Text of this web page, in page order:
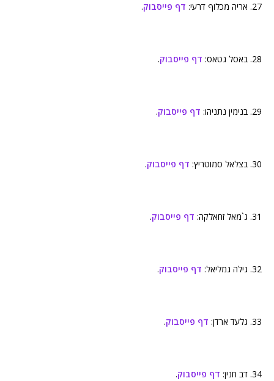
27. אריה מכלוף דרעי: דף פייסבוק.
28. באסל גטאס: דף פייסבוק.
29. בנימין נתניהו: דף פייסבוק.
30. בצלאל סמוטריץ: דף פייסבוק.
31. ג`מאל זחאלקה: דף פייסבוק.
32. גילה גמליאל: דף פייסבוק.
33. גלעד ארדן: דף פייסבוק.
34. דב חנין: דף פייסבוק.